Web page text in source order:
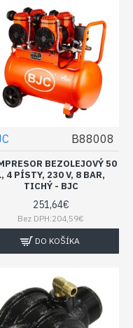
B88008
BEZOLEJOVÝ 50
4 PÍSTY, 230 V, 8 BAR,
TICHÝ - BJC
251,64€
Bez DPH:204,59€
DO KOŠÍKA